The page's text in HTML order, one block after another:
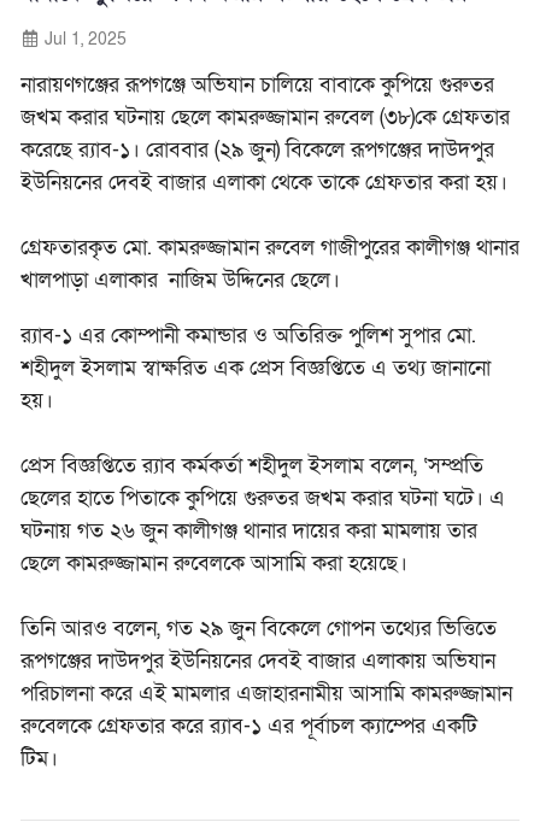
Jul 1, 2025
নারায়ণগঞ্জের রূপগঞ্জে অভিযান চালিয়ে বাবাকে কুপিয়ে গুরুতর
জখম করার ঘটনায় ছেলেকামরুজ্জামান রুবেল (৩৮)কে গ্রেফতার
করেছে র‍্যাব-১। রোববার (২৯ জুন) বিকেলে রূপগঞ্জের দাউদপুর
ইউনিয়নের দেবই বাজার এলাকা থেকে তাকে গ্রেফতার করা হয়।
গ্রেফতারকৃত মো. কামরুজ্জামান রুবেল গাজীপুরের কালীগঞ্জ থানার
খালপাড়া এলাকার নাজিম উদ্দিনের ছেলে।
র‌্যাব-১ এর কোম্পানী কমান্ডার ও অতিরিক্ত পুলিশ সুপার মো.
শহীদুল ইসলাম স্বাক্ষরিত এক প্রেস বিজ্ঞপ্তিতে এ তথ্য জানানো
হয়।
প্রেস বিজ্ঞপ্তিতে র‌্যাব কর্মকর্তা শহীদুল ইসলাম বলেন, ‘সম্প্রতি
ছেলের হাতে পিতাকে কুপিয়ে গুরুতর জখম করার ঘটনা ঘটে। এ
ঘটনায় গত ২৬ জুনকালীগঞ্জ থানার দায়ের করা মামলায় তার
ছেলে কামরুজ্জামান রুবেলকে আসামি করা হয়েছে।
তিনি আরও বলেন, গত ২৯ জুন বিকেলে গোপন তথ্যের ভিত্তিতে
রূপগঞ্জেরদাউদপুর ইউনিয়নের দেবই বাজার এলাকায় অভিযান
পরিচালনা করেএই মামলার এজাহারনামীয় আসামিকামরুজ্জামান
রুবেলকে গ্রেফতার করে র‌্যাব-১ এর পূর্বাচল ক্যাম্পের একটি
টিম।